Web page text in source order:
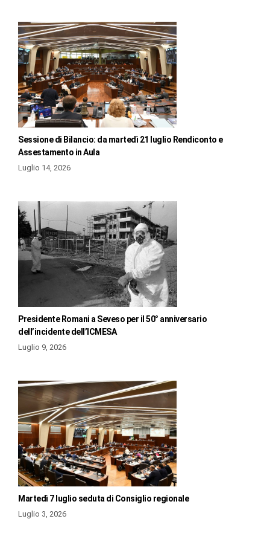
Sessione di Bilancio: da martedì 21 luglio Rendiconto e
Assestamento in Aula
Luglio 14, 2026
Presidente Romani a Seveso per il 50° anniversario
dell’incidente dell’ICMESA
Luglio 9, 2026
Martedì 7 luglio seduta di Consiglio regionale
Luglio 3, 2026